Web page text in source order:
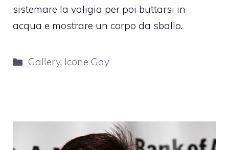
sistemare la valigia per poi buttarsi in
acqua e mostrare un corpo da sballo.
Categorie
Gallery, Icone Gay